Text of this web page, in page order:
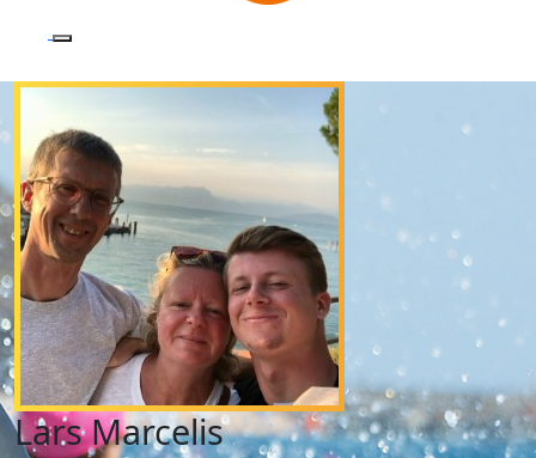
Lars Marcelis